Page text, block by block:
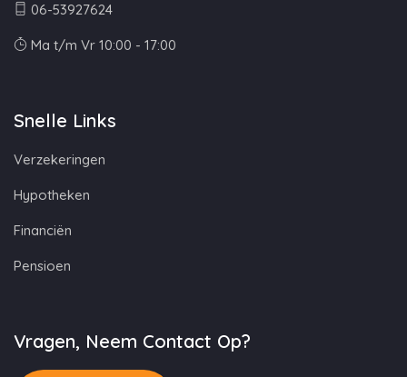
06-53927624
Ma t/m Vr 10:00 - 17:00
Snelle Links
Verzekeringen
Hypotheken
Financiën
Pensioen
Vragen, Neem Contact Op?